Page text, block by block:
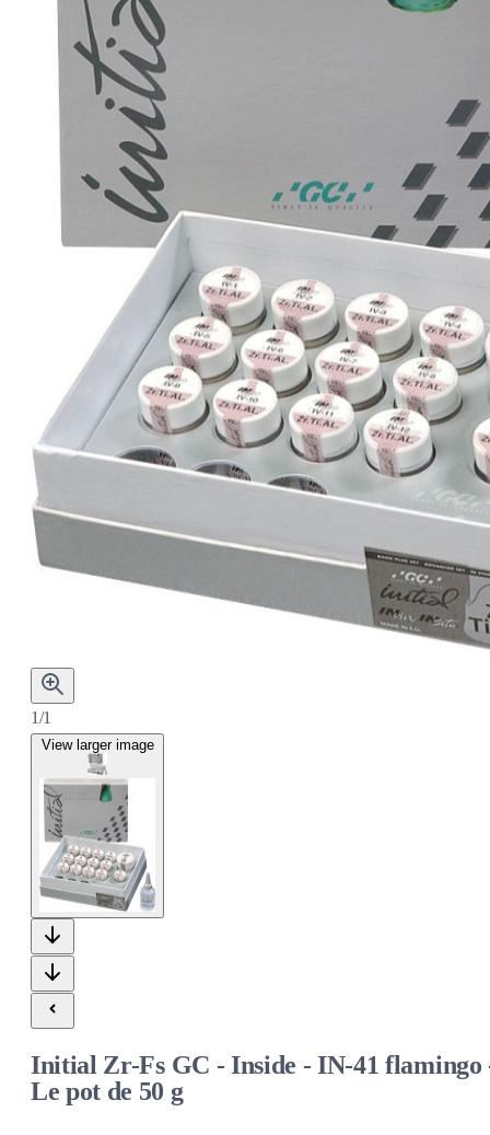
1/1
View larger image
Initial Zr-Fs GC - Inside - IN-41 flamingo
Le pot de 50 g